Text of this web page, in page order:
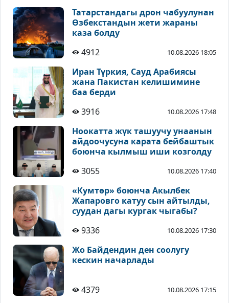
Татарстандагы дрон чабуулунан
Өзбекстандын жети жараны
каза болду
4912
10.08.2026 18:05
Иран Түркия, Сауд Арабиясы
жана Пакистан келишимине
баа берди
3916
10.08.2026 17:48
Ноокатта жүк ташуучу унаанын
айдоочусуна карата бейбаштык
боюнча кылмыш иши козголду
3055
10.08.2026 17:40
«Кумтөр» боюнча Акылбек
Жапаровго катуу сын айтылды,
суудан дагы кургак чыгабы?
9336
10.08.2026 17:30
Жо Байдендин ден соолугу
кескин начарлады
4379 10.08.2026 17:15